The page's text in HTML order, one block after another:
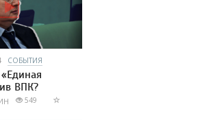
СОБЫТИЯ
ВПК?
549